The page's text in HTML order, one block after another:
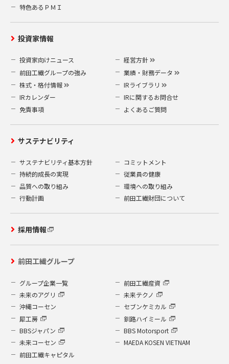
特色あるＰＭＩ
投資家情報
投資家向けニュース
経営方針
前田工繊グループの強み
業績・財務データ
株式・格付情報
IRライブラリ
IRカレンダー
IRに関するお問合せ
免責事項
よくあるご質問
サステナビリティ
サステナビリティ基本方針
コミットメント
持続的成長の実現
従業員の健康
品質への取り組み
環境への取り組み
行動計画
前田工繊財団について
採用情報
前田工繊グループ
グループ企業一覧
前田工繊産資
未来のアグリ
未来テクノ
沖縄コーセン
セブンケミカル
犀工房
釧路ハイミール
BBSジャパン
BBS Motorsport
未来コーセン
MAEDA KOSEN VIETNAM
前田工繊キャピタル